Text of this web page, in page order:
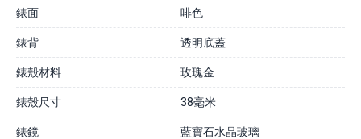
錶面 啡色
錶背 透明底蓋
錶殼材料 玫瑰金
錶殼尺寸 38毫米
錶鏡 藍寶石水晶玻璃